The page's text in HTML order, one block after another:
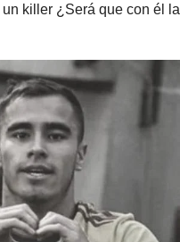
killer ¿Será que con él la